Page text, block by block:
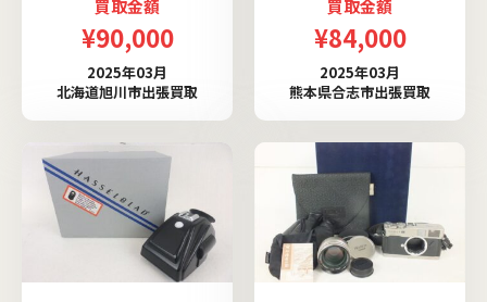
買取金額
¥90,000
2025年03月
北海道旭川市出張買取
買取金額
¥84,000
2025年03月
熊本県合志市出張買取